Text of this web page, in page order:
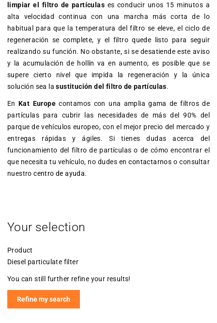
limpiar el filtro de partículas es conducir unos 15 minutos a
alta velocidad continua con una marcha más corta de lo
habitual para que la temperatura del filtro se eleve, el ciclo de
regeneración se complete, y el filtro quede listo para seguir
realizando su función. No obstante, si se desatiende este aviso
y la acumulación de hollín va en aumento, es posible que se
supere cierto nivel que impida la regeneración y la única
solución sea lasustitución del filtro de partículas.
EnKat Europecontamos con una amplia gama de filtros de
partículas para cubrir las necesidades de más del 90% del
parque de vehículos europeo, con el mejor precio del mercado y
entregas rápidas y ágiles. Si tienes dudas acerca del
funcionamiento del filtro de partículas o de cómo encontrar el
que necesita tu vehículo, no dudes encontactarnos o consultar
nuestrocentro de ayuda.
Your selection
Product
Diesel particulate filter
You can still further refine your results!
Refine my search